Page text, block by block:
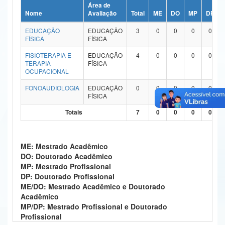
Ministério da Ciência, Tecnologia, Inovações e Comunicações
Ministério do Meio Ambiente
Ministério do Turismo
Ministério do Desenvolvimento Regional
Controladoria-Geral da União
Ministério da Mulher, da Família e dos Direitos Humanos
Secretaria de Governo
Gabinete de Segurança Institucional
Advocacia-Geral da União
Banco Central do Brasil
Nome
Área de
Avaliação
Total ME DO MP DP
EDUCAÇÃO
FÍSICA
EDUCAÇÃO
FÍSICA
3 0 0 0 0
FISIOTERAPIA E
TERAPIA
OCUPACIONAL
EDUCAÇÃO
FÍSICA
4 0 0 0 0
FONOAUDIOLOGIA
EDUCAÇÃO
FÍSICA
0 0 0 0 0
Totais 7 0 0 0 0
ME: Mestrado Acadêmico
DO: Doutorado Acadêmico
MP: Mestrado Profissional
DP: Doutorado Profissional
ME/DO: Mestrado Acadêmico e Doutorado
Acadêmico
MP/DP: Mestrado Profissional e Doutorado
Profissional